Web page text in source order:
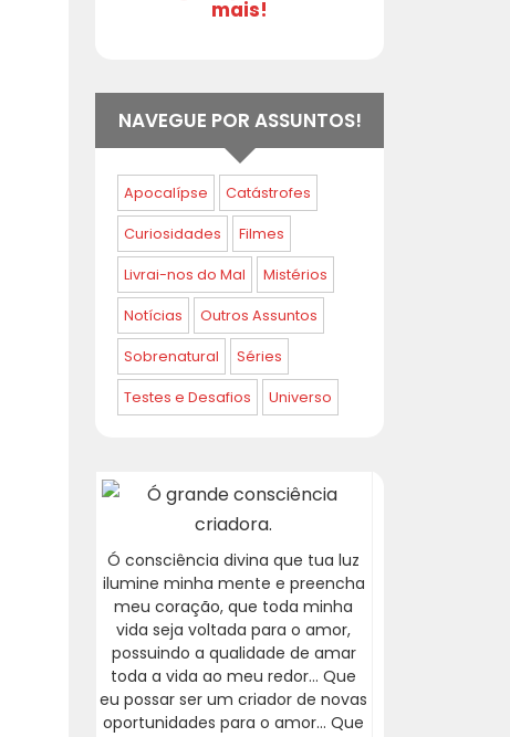
mais!
NAVEGUE POR ASSUNTOS!
Apocalípse Catástrofes
Curiosidades Filmes
Livrai-nos do Mal Mistérios
Notícias Outros Assuntos
Sobrenatural Séries
Testes e Desafios Universo
Ó consciência divina que tua luz
ilumine minha mente e preencha
meu coração, que toda minha
vida seja voltada para o amor,
possuindo a qualidade de amar
toda a vida ao meu redor... Que
eu possar ser um criador de novas
oportunidades para o amor... Que